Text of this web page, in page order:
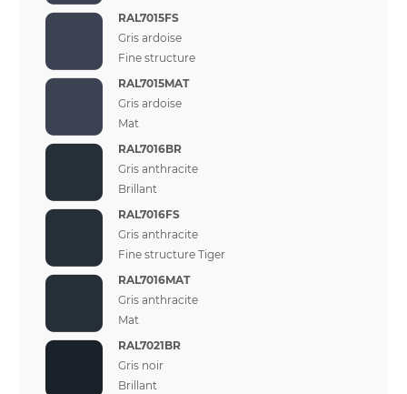
RAL7015FS
Gris ardoise
Fine structure
RAL7015MAT
Gris ardoise
Mat
RAL7016BR
Gris anthracite
Brillant
RAL7016FS
Gris anthracite
Fine structure Tiger
RAL7016MAT
Gris anthracite
Mat
RAL7021BR
Gris noir
Brillant